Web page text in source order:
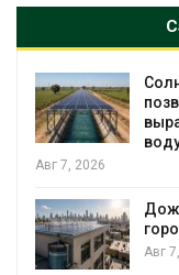
помочь